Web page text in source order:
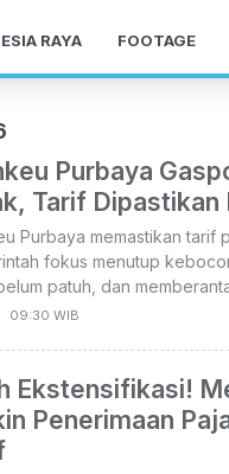
RAYA FOOTAGE
Purbaya
Tarif Dipastikan
Purbaya memastikan tarif
fokus menutup
patuh, dan
09:30 WIB
Ekstensifikasi!
Penerimaan